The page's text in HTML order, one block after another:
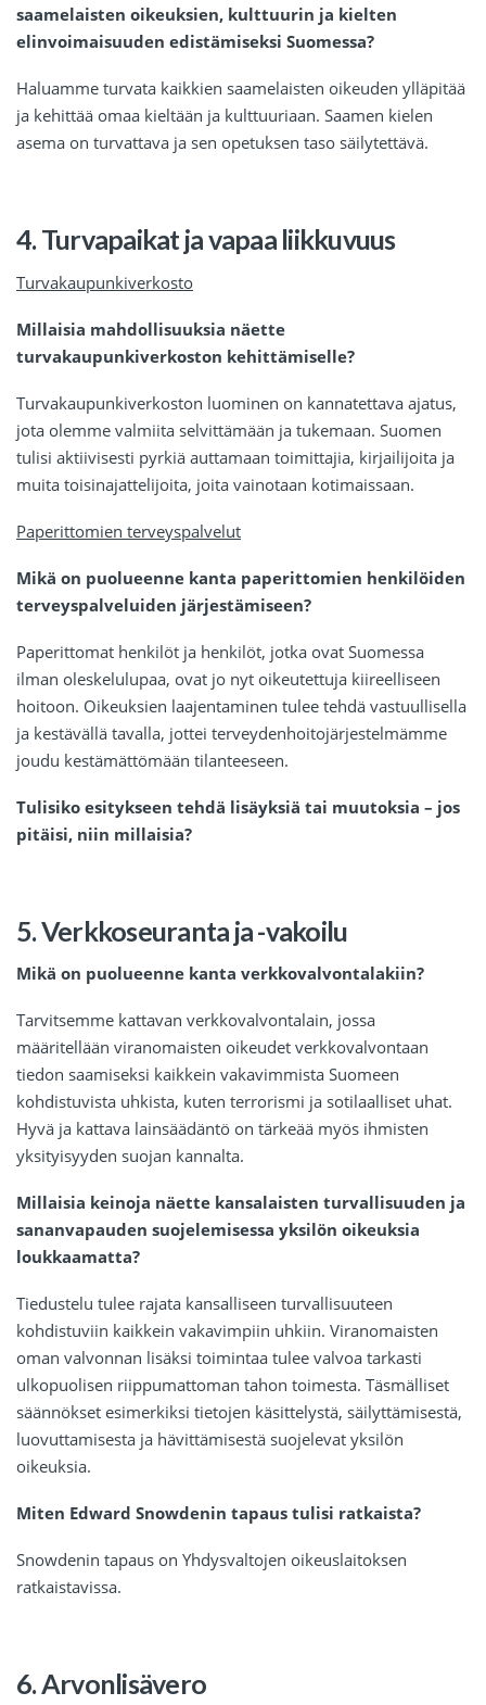
saamelaisten oikeuksien, kulttuurin ja kielten
elinvoimaisuuden edistämiseksi Suomessa?
Haluamme turvata kaikkien saamelaisten oikeuden ylläpitää
ja kehittää omaa kieltään ja kulttuuriaan. Saamen kielen
asema on turvattava ja sen opetuksen taso säilytettävä.
4. Turvapaikat ja vapaa liikkuvuus
Turvakaupunkiverkosto
Millaisia mahdollisuuksia näette
turvakaupunkiverkoston kehittämiselle?
Turvakaupunkiverkoston luominen on kannatettava ajatus,
jota olemme valmiita selvittämään ja tukemaan. Suomen
tulisi aktiivisesti pyrkiä auttamaan toimittajia, kirjailijoita ja
muita toisinajattelijoita, joita vainotaan kotimaissaan.
Paperittomien terveyspalvelut
Mikä on puolueenne kanta paperittomien henkilöiden
terveyspalveluiden järjestämiseen?
Paperittomat henkilöt ja henkilöt, jotka ovat Suomessa
ilman oleskelulupaa, ovat jo nyt oikeutettuja kiireelliseen
hoitoon. Oikeuksien laajentaminen tulee tehdä vastuullisella
ja kestävällä tavalla, jottei terveydenhoitojärjestelmämme
joudu kestämättömään tilanteeseen.
Tulisiko esitykseen tehdä lisäyksiä tai muutoksia – jos
pitäisi, niin millaisia?
5. Verkkoseuranta ja -vakoilu
Mikä on puolueenne kanta verkkovalvontalakiin?
Tarvitsemme kattavan verkkovalvontalain, jossa
määritellään viranomaisten oikeudet verkkovalvontaan
tiedon saamiseksi kaikkein vakavimmista Suomeen
kohdistuvista uhkista, kuten terrorismi ja sotilaalliset uhat.
Hyvä ja kattava lainsäädäntö on tärkeää myös ihmisten
yksityisyyden suojan kannalta.
Millaisia keinoja näette kansalaisten turvallisuuden ja
sananvapauden suojelemisessa yksilön oikeuksia
loukkaamatta?
Tiedustelu tulee rajata kansalliseen turvallisuuteen
kohdistuviin kaikkein vakavimpiin uhkiin. Viranomaisten
oman valvonnan lisäksi toimintaa tulee valvoa tarkasti
ulkopuolisen riippumattoman tahon toimesta. Täsmälliset
säännökset esimerkiksi tietojen käsittelystä, säilyttämisestä,
luovuttamisesta ja hävittämisestä suojelevat yksilön
oikeuksia.
Miten Edward Snowdenin tapaus tulisi ratkaista?
Snowdenin tapaus on Yhdysvaltojen oikeuslaitoksen
ratkaistavissa.
6. Arvonlisävero